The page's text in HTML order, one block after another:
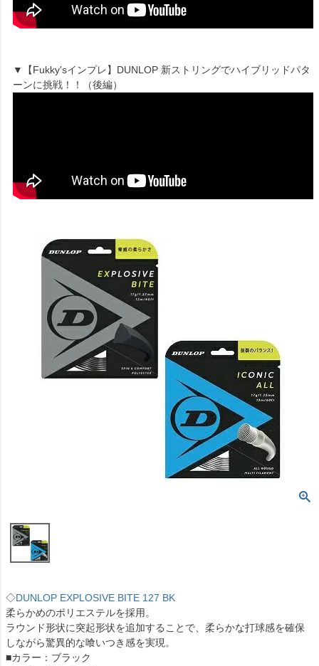
▼【Fukky'sインプレ】DUNLOP 新ストリングでハイブリッドパタ
ーンに挑戦！！（後編）
◇DUNLOP EXPLOSIVE BITE 127 BK
柔らかめのポリエステルを採用。
ラウンド形状に突起形状を追加することで、柔らかな打球感を確保
しながら驚異的な喰いつき感を実現。
■カラー：ブラック